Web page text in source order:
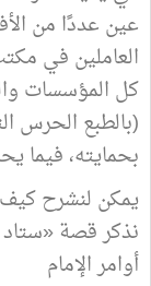
عين عددًا من
كل المؤسسات
(بالطبع الحرس
بحمايته، فيما
يمكن لنشرح
نذكر قصة
أوامر الإمام